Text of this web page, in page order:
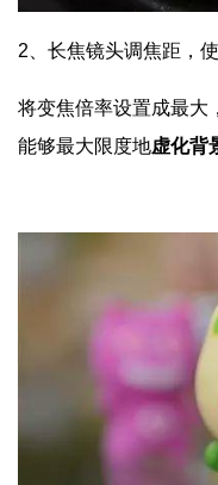
2、 长焦镜头调焦距，使
将变焦倍率设置成最大
能够最大限度地虚化背